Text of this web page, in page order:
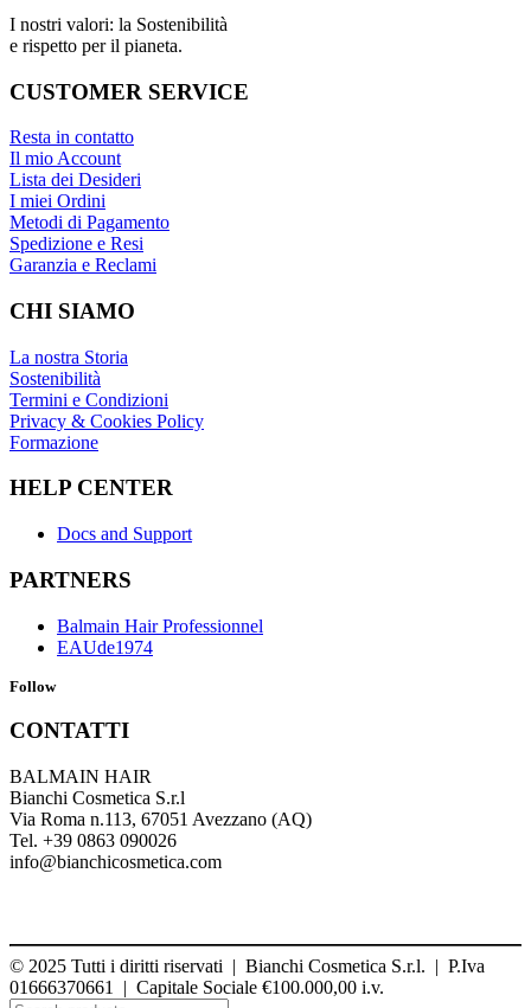
I nostri valori: la Sostenibilità
e rispetto per il pianeta.
CUSTOMER SERVICE
Resta in contatto
Il mio Account
Lista dei Desideri
I miei Ordini
Metodi di Pagamento
Spedizione e Resi
Garanzia e Reclami
CHI SIAMO
La nostra Storia
Sostenibilità
Termini e Condizioni
Privacy & Cookies Policy
Formazione
HELP CENTER
Docs and Support
PARTNERS
Balmain Hair Professionnel
EAUde1974
Follow
CONTATTI
BALMAIN HAIR
Bianchi Cosmetica S.r.l
Via Roma n.113, 67051 Avezzano (AQ)
Tel. +39 0863 090026
info@bianchicosmetica.com
© 2025 Tutti i diritti riservati | Bianchi Cosmetica S.r.l. | P.Iva
01666370661 | Capitale Sociale €100.000,00 i.v.